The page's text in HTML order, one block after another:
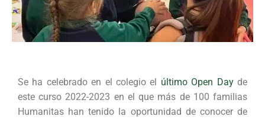
Se ha celebrado en el colegio el último Open Dayde
este curso 2022-2023 en el que más de 100 familias
Humanitas han tenido la oportunidad de conocer de